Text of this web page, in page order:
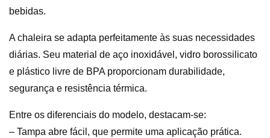
bebidas.
A chaleira se adapta perfeitamente às suas necessidades
diárias. Seu material de aço inoxidável, vidro borossilicato
e plástico livre de BPA proporcionam durabilidade,
segurança e resistência térmica.
Entre os diferenciais do modelo, destacam-se:
– Tampa abre fácil, que permite uma aplicação prática.